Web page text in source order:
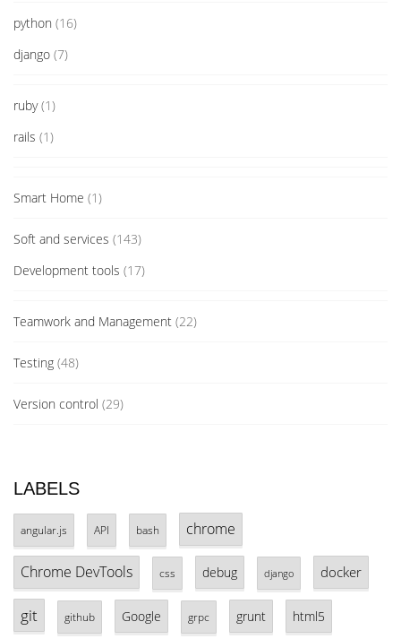
python (16)
django (7)
ruby(1)
rails (1)
Smart Home (1)
Soft and services (143)
Development tools (17)
Teamwork and Management (22)
Testing (48)
Version control (29)
LABELS
angular.js API bash chrome
Chrome DevTools css debug django docker
git github Google grpc grunt html5